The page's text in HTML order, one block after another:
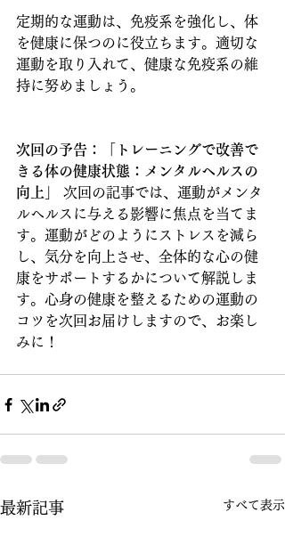
定期的な運動は、免疫系を強化し、体
を健康に保つのに役立ちます。適切な
運動を取り入れて、健康な免疫系の維
持に努めましょう。
次回の予告：「トレーニングで改善で
きる体の健康状態：メンタルヘルスの
向上」
次回の記事では、運動がメンタ
ルヘルスに与える影響に焦点を当てま
す。運動がどのようにストレスを減ら
し、気分を向上させ、全体的な心の健
康をサポートするかについて解説しま
す。心身の健康を整えるための運動の
コツを次回お届けしますので、お楽し
みに！
最新記事 すべて表示